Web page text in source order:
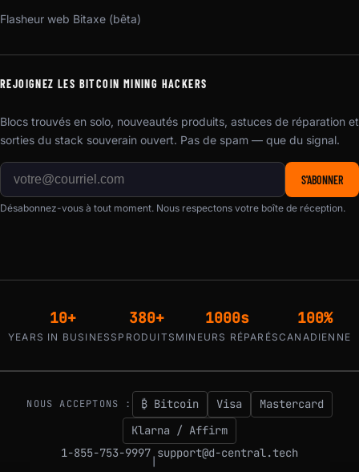
Flasheur web Bitaxe (bêta)
REJOIGNEZ LES BITCOIN MINING HACKERS
Blocs trouvés en solo, nouveautés produits, astuces de réparation et
sorties du stack souverain ouvert. Pas de spam — que du signal.
S'ABONNER
Désabonnez-vous à tout moment. Nous respectons votre boîte de réception.
10+
YEARS IN BUSINESS
380+
PRODUITS
1000s
MINEURS RÉPARÉS
100%
CANADIENNE
NOUS ACCEPTONS : ₿ Bitcoin Visa
Mastercard
Klarna / Affirm
1-855-753-9997
|
support@d-central.tech